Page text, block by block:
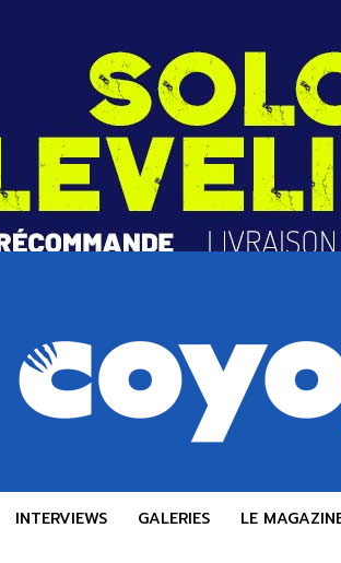
INTERVIEWS GALERIES LE